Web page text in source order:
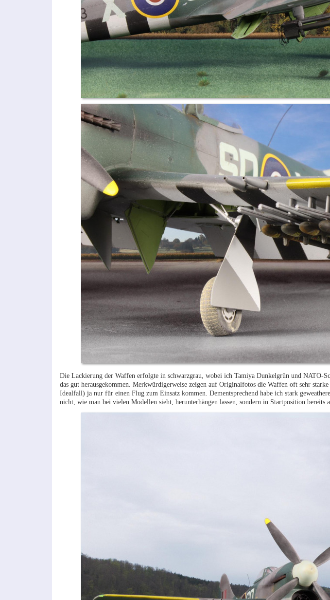
Die Lackierung der Waffen erfolgte in schwarzgrau, wobei ich Tamiya Dunkelgrün und NATO-
das gut herausgekommen. Merkwürdigerweise zeigen auf Originalfotos die Waffen oft sehr
Idealfall) ja nur für einen Flug zum Einsatz kommen. Dementsprechend habe ich stark
nicht, wie man bei vielen Modellen sieht, herunterhängen lassen, sondern in Startposition bereits